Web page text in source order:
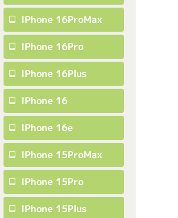
IPhone 16ProMax
IPhone 16Pro
IPhone 16Plus
IPhone 16
IPhone 16e
IPhone 15ProMax
IPhone 15Pro
IPhone 15Plus